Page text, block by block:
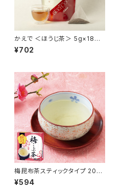
かえで ＜ほうじ茶＞ 5g×18袋
【風の茶シリーズ】
¥702
梅昆布茶スティックタイプ 20本
入り
¥594